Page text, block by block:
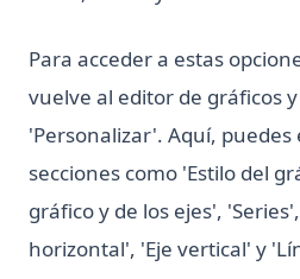
Para acceder a estas
vuelve al editor de gráficos
'Personalizar'. Aquí,
secciones como 'Estilo del
gráfico y de los ejes',
horizontal', 'Eje vertical' y